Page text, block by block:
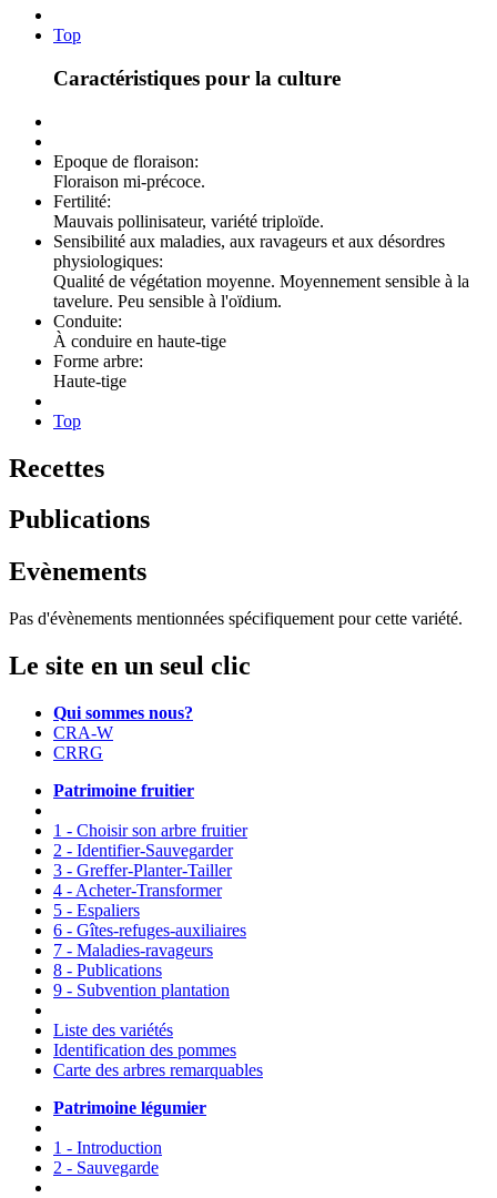
Top
Caractéristiques pour la culture
Epoque de floraison:
Floraison mi-précoce.
Fertilité:
Mauvais pollinisateur, variété triploïde.
Sensibilité aux maladies, aux ravageurs et aux désordres
physiologiques:
Qualité de végétation moyenne. Moyennement sensible à la
tavelure. Peu sensible à l'oïdium.
Conduite:
À conduire en haute-tige
Forme arbre:
Haute-tige
Top
Recettes
Publications
Evènements
Pas d'évènements mentionnées spécifiquement pour cette variété.
Le site en un seul clic
Qui sommes nous?
CRA-W
CRRG
Patrimoine fruitier
1 - Choisir son arbre fruitier
2 - Identifier-Sauvegarder
3 - Greffer-Planter-Tailler
4 - Acheter-Transformer
5 - Espaliers
6 - Gîtes-refuges-auxiliaires
7 - Maladies-ravageurs
8 - Publications
9 - Subvention plantation
Liste des variétés
Identification des pommes
Carte des arbres remarquables
Patrimoine légumier
1 - Introduction
2 - Sauvegarde